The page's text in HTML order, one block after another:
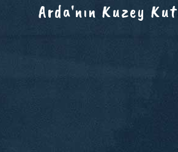
Arda'nın Kuzey